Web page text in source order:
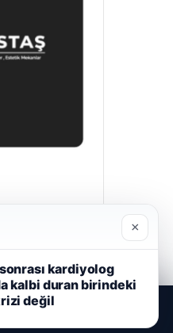
×
kardiyolog
kalbi duran birindeki
değil